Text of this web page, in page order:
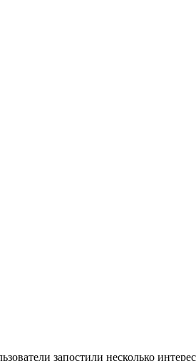
запостили несколько